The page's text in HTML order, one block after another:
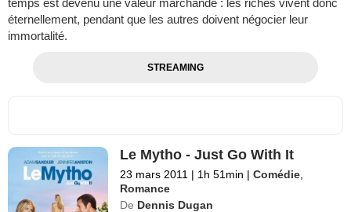
éternellement, pendant que les autres doivent négocier leur
immortalité.
STREAMING
Le Mytho - Just Go With It
23 mars 2011 | 1h 51min | Comédie
Romance
De Dennis Dugan